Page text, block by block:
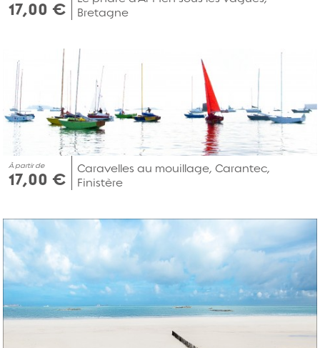
17,00 €
Bretagne
À partir de
17,00 €
Caravelles au mouillage, Carantec,
Finistère